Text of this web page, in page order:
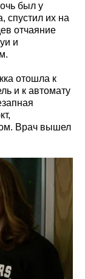
был у
спустил их на
отчаяние
и
отошла к
и к автомату
Врач вышел